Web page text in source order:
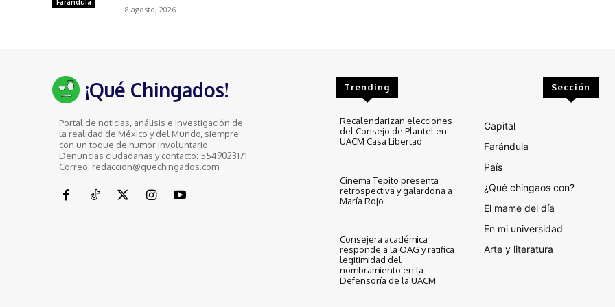
Farándula
8 agosto, 2026
¡Qué Chingados!
Portal de noticias, análisis e investigación de
la realidad de México y del Mundo, siempre
con un toque de humor involuntario.
Denuncias ciudadanas y contacto: 5549023171.
Correo: redaccion@quechingados.com
Trending
Recalendarizan elecciones
del Consejo de Plantel en
UACM Casa Libertad
Cinema Tepito presenta
retrospectiva y galardona a
María Rojo
Consejera académica
responde a la OAG y ratifica
legitimidad del
nombramiento en la
Defensoría de la UACM
Sección
Capital
Farándula
País
¿Qué chingaos con?
El mame del día
En mi universidad
Arte y literatura